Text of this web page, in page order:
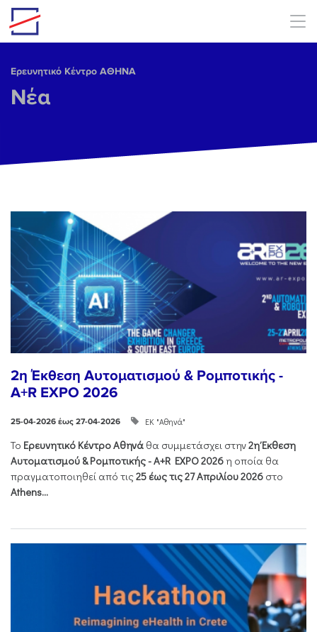
Skip to main content
Ερευνητικό Κέντρο ΑΘΗΝΑ
Νέα
2η Έκθεση Αυτοματισμού & Ρομποτικής -
A+R EXPO 2026
25-04-2026 έως 27-04-2026 ΕΚ "Αθηνά"
Το Ερευνητικό Κέντρο Αθηνά θα συμμετάσχει στην2η Έκθεση
Αυτοματισμού & Ρομποτικής - Α+R EXPO 2026 η οποία θα
πραγματοποιηθεί από τις25 έως τις 27 Απριλίου 2026 στο
Athens...